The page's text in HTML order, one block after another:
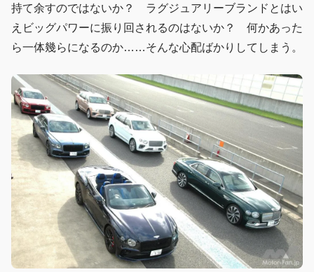
持て余すのではないか？ ラグジュアリーブランドとはい
えビッグパワーに振り回されるのはないか？ 何かあった
ら一体幾らになるのか……そんな心配ばかりしてしまう。